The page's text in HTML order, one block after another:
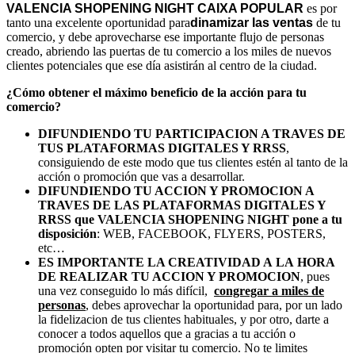
VALENCIA SHOPENING NIGHT CAIXA POPULAR es por
tanto una excelente oportunidad paradinamizar las ventas de tu
comercio, y debe aprovecharse ese importante flujo de personas
creado, abriendo las puertas de tu comercio a los miles de nuevos
clientes potenciales que ese día asistirán al centro de la ciudad.
¿Cómo obtener el máximo beneficio de la acción para tu
comercio?
DIFUNDIENDO TU PARTICIPACION A TRAVES DE
TUS PLATAFORMAS DIGITALES Y RRSS,
consiguiendo de este modo que tus clientes estén al tanto de la
acción o promoción que vas a desarrollar.
DIFUNDIENDO TU ACCION Y PROMOCION A
TRAVES DE LAS PLATAFORMAS DIGITALES Y
RRSS que VALENCIA SHOPENING NIGHT pone a tu
disposición: WEB, FACEBOOK, FLYERS, POSTERS,
etc…
ES IMPORTANTE LA CREATIVIDAD A LA HORA
DE REALIZAR TU ACCION Y PROMOCION, pues
una vez conseguido lo más difícil, congregar a miles de
personas, debes aprovechar la oportunidad para, por un lado
la fidelizacion de tus clientes habituales, y por otro, darte a
conocer a todos aquellos que a gracias a tu acción o
promoción opten por visitar tu comercio. No te limites